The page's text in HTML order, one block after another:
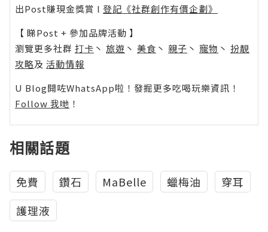
出Post賺現金獎賞 l 登記《社群創作有價企劃》
【 睇Post + 參加品牌活動 】
瀏覽更多社群 打卡 丶 旅遊 丶 美食 丶 親子 丶 寵物 丶 扮靚
攻略及 活動情報
U Blog開咗WhatsApp啦！發掘更多吃喝玩樂資訊！
Follow 我哋 ！
相關話題
免費 鑽石 MaBelle 蠟梅油
穿耳
護理液